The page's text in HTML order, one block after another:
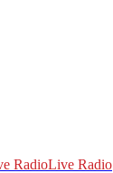
Live Radio